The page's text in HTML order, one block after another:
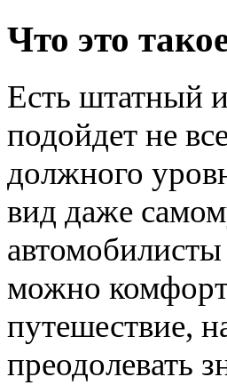
Что это
Есть штатный
подойдет не
должного
вид даже
можно
путешествие,
преодолевать